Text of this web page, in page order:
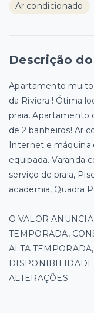
Ar condicionado
Descrição
Apartamento muito
da Riviera ! Ótima
praia. Apartamento
de 2 banheiros! Ar
Internet e máquina
equipada. Varanda
serviço de praia,
academia, Quadra
O VALOR
TEMPORADA,
ALTA
DISPONIBILIDADE
ALTERAÇÕES